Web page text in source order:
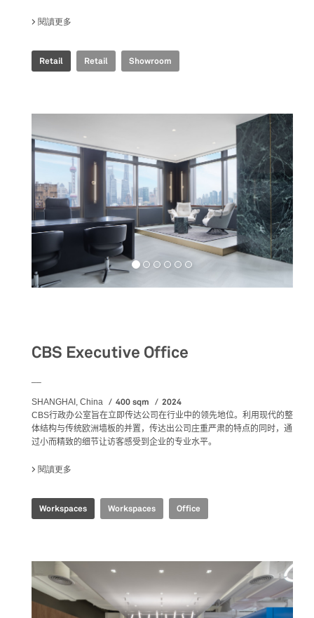
閱讀更多
Retail Retail Showroom
CBS Executive Office
SHANGHAI, China 400 sqm 2024
CBS行政办公室旨在立即传达公司在行业中的领先地位。利用现代的整
体结构与传统欧洲墙板的并置，传达出公司庄重严肃的特点的同时，通
过小而精致的细节让访客感受到企业的专业水平。
閱讀更多
Workspaces Workspaces Office